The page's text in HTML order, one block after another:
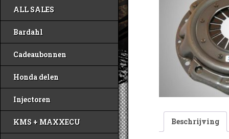
ALL SALES
Bardahl
Cadeaubonnen
Honda delen
Injectoren
KMS + MAXXECU Beschrijving